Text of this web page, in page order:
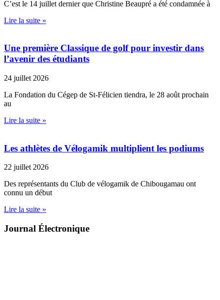
C’est le 14 juillet dernier que Christine Beaupré a été condamnée à
Lire la suite »
Une première Classique de golf pour investir dans
l’avenir des étudiants
24 juillet 2026
La Fondation du Cégep de St-Félicien tiendra, le 28 août prochain
au
Lire la suite »
Les athlètes de Vélogamik multiplient les podiums
22 juillet 2026
Des représentants du Club de vélogamik de Chibougamau ont
connu un début
Lire la suite »
Journal Électronique